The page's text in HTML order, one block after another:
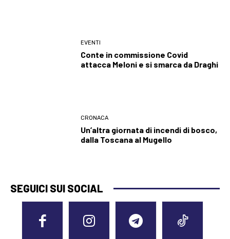
EVENTI
Conte in commissione Covid
attacca Meloni e si smarca da Draghi
CRONACA
Un’altra giornata di incendi di bosco,
dalla Toscana al Mugello
SEGUICI SUI SOCIAL